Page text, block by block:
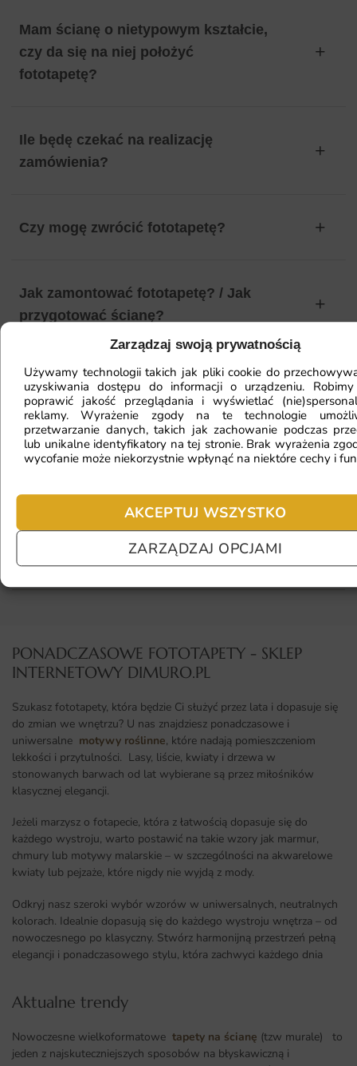
Zarządzaj swoją prywatnością
Używamy technologii takich jak pliki cookie do
uzyskiwania dostępu do informacji o urządzeniu.
poprawić jakość przeglądania i wyświetlać
reklamy. Wyrażenie zgody na te technologie
przetwarzanie danych, takich jak zachowanie podczas
lub unikalne identyfikatory na tej stronie. Brak wyrażenia
wycofanie może niekorzystnie wpłynąć na niektóre cechy i
AKCEPTUJ WSZYSTKO
ZARZĄDZAJ OPCJAMI
Mam ścianę o nietypowym kształcie,
czy da się na niej położyć
fototapetę?
Ile będę czekać na realizację
zamówienia?
Czy mogę zwrócić fototapetę?
Jak zamontować fototapetę? / Jak
przygotować ścianę?
Fototapeta ma inny kolor na telefonie
a inny na komputerze. Jak sprawdzić
kolor?
Jaki materiał wybrać?
Jaka jest trwałość fototapety?
PONADCZASOWE FOTOTAPETY - SKLEP
INTERNETOWY DIMURO.PL​
Szukasz fototapety, która będzie Ci służyć przez lata i dopasuje się
do zmian we wnętrzu? U nas znajdziesz ponadczasowe i
uniwersalne motywy roślinne, które nadają pomieszczeniom
lekkości i przytulności. Lasy, liście, kwiaty i drzewa w
stonowanych barwach od lat wybierane są przez miłośników
klasycznej elegancji.
Jeżeli marzysz o fotapecie, która z łatwością dopasuje się do
każdego wystroju, warto postawić na takie wzory jak marmur,
chmury lub motywy malarskie – w szczególności na akwarelowe
kwiaty lub pejzaże, które nigdy nie wyjdą z mody.
Odkryj nasz szeroki wybór wzorów w uniwersalnych, neutralnych
kolorach. Idealnie dopasują się do każdego wystroju wnętrza – od
nowoczesnego po klasyczny. Stwórz harmonijną przestrzeń pełną
elegancji i ponadczasowego stylu, która zachwyci każdego dnia
Aktualne trendy​
Nowoczesne wielkoformatowe tapety na ścianę (tzw murale) to
jeden z najskuteczniejszych sposobów na błyskawiczną i